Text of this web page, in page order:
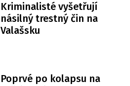
Kriminalisté vyšetřují
násilný trestný čin na
Valašsku
Poprvé po kolapsu na